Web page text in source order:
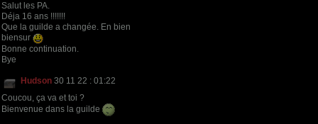
Salut les PA.
Déja 16 ans !!!!!!!
Que la guilde a changée. En bien
biensur
Bonne continuation.
Bye
Hudson 30 11 22 : 01:22
Coucou, ça va et toi ?
Bienvenue dans la guilde